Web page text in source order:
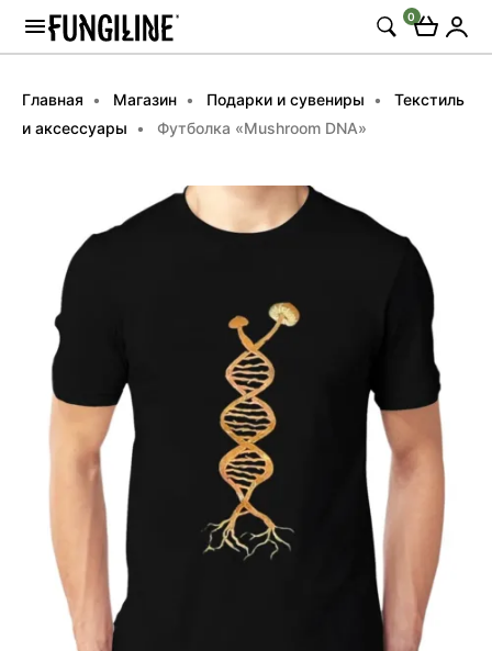
0
Главная Магазин Подарки и сувениры
Текстиль
и аксессуары
Футболка «Mushroom DNA»